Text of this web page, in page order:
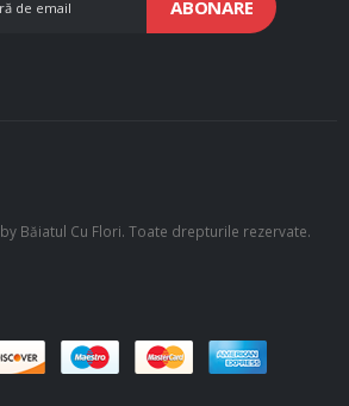
ABONARE
Băiatul Cu Flori. Toate drepturile rezervate.